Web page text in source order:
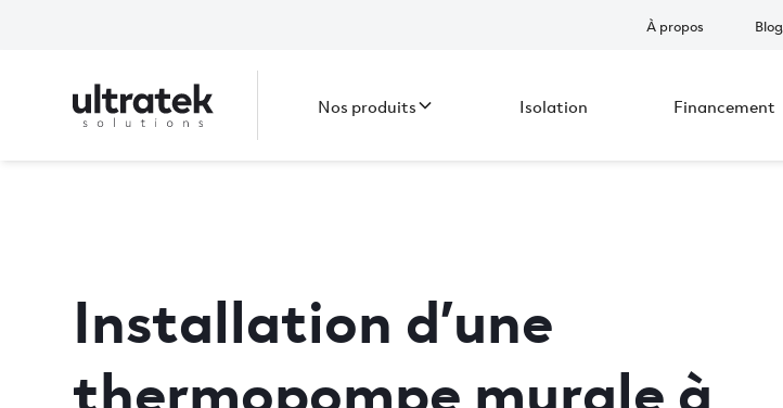
À propos Blog
Nos produits Isolation Financement
Installation d’une
thermopompe murale à